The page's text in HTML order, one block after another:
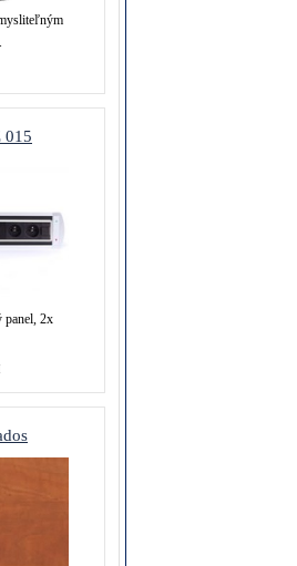
015
panel, 2x